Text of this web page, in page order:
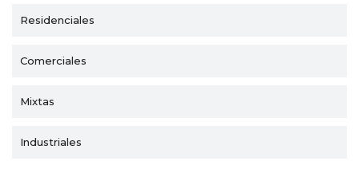
Residenciales
Comerciales
Mixtas
Industriales